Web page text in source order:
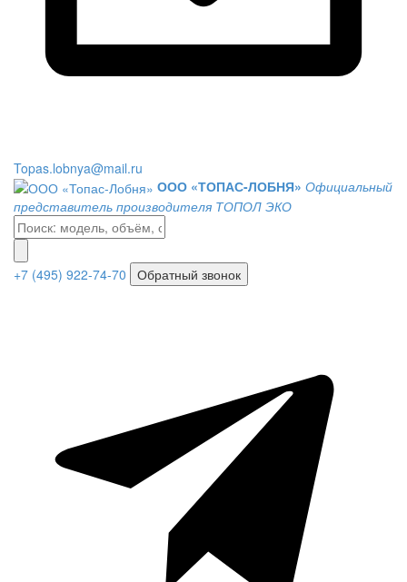
Topas.lobnya@mail.ru
ООО «ТОПАС-ЛОБНЯ» Официальный
представитель производителя ТОПОЛ ЭКО
+7 (495) 922-74-70 Обратный звонок